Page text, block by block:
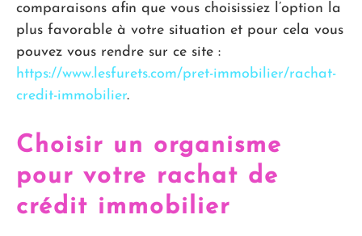
comparaisons afin que vous choisissiez l’option la
plus favorable à votre situation et pour cela vous
pouvez vous rendre sur ce site :
https://www.lesfurets.com/pret-immobilier/rachat-
credit-immobilier.
Choisir un organisme
pour votre rachat de
crédit immobilier